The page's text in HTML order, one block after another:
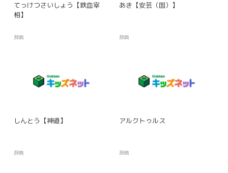
てっけつさいしょう【鉄血宰
相】
辞典
あき【安芸（国）】
辞典
しんとう【神道】
辞典
アルクトゥルス
辞典